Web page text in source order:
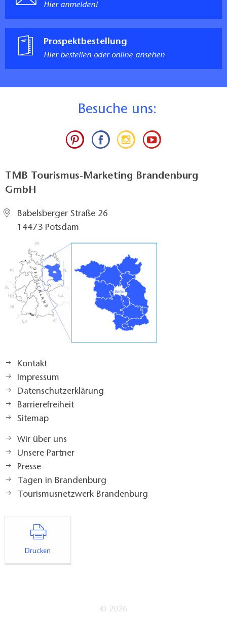
Hier anmelden!
Prospektbestellung
Hier bestellen oder online ansehen
Besuche uns:
TMB Tourismus-Marketing Brandenburg
GmbH
Babelsberger Straße 26
14473 Potsdam
Kontakt
Impressum
Datenschutzerklärung
Barrierefreiheit
Sitemap
Wir über uns
Unsere Partner
Presse
Tagen in Brandenburg
Tourismusnetzwerk Brandenburg
Drucken
© 2026